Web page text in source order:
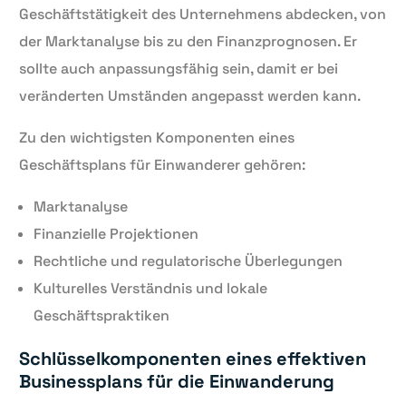
Geschäftstätigkeit des Unternehmens abdecken, von
der Marktanalyse bis zu den Finanzprognosen. Er
sollte auch anpassungsfähig sein, damit er bei
veränderten Umständen angepasst werden kann.
Zu den wichtigsten Komponenten eines
Geschäftsplans für Einwanderer gehören:
Marktanalyse
Finanzielle Projektionen
Rechtliche und regulatorische Überlegungen
Kulturelles Verständnis und lokale
Geschäftspraktiken
Schlüsselkomponenten eines effektiven
Businessplans für die Einwanderung